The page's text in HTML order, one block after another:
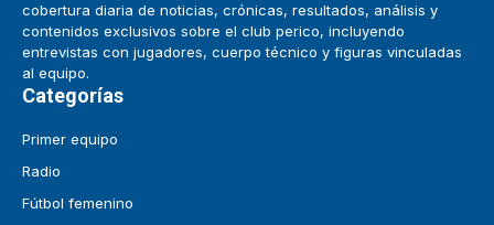
cobertura diaria de noticias, crónicas, resultados, análisis y
contenidos exclusivos sobre el club perico, incluyendo
entrevistas con jugadores, cuerpo técnico y figuras vinculadas
al equipo.
Categorías
Primer equipo
Radio
Fútbol femenino